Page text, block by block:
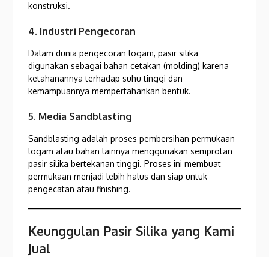
konstruksi.
4. Industri Pengecoran
Dalam dunia pengecoran logam, pasir silika
digunakan sebagai bahan cetakan (molding) karena
ketahanannya terhadap suhu tinggi dan
kemampuannya mempertahankan bentuk.
5. Media Sandblasting
Sandblasting adalah proses pembersihan permukaan
logam atau bahan lainnya menggunakan semprotan
pasir silika bertekanan tinggi. Proses ini membuat
permukaan menjadi lebih halus dan siap untuk
pengecatan atau finishing.
Keunggulan Pasir Silika yang Kami
Jual